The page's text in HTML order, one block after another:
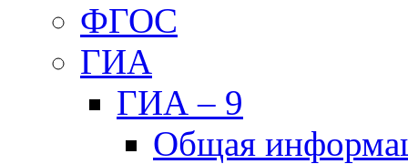
ФГОС
ГИА
ГИА – 9
Общая